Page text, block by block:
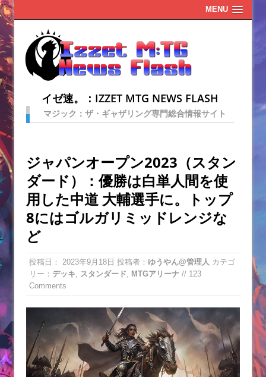
MENU
イゼ速。：IZZET MTG NEWS FLASH
マジック：ザ・ギャザリング専門総合情報サイト
ジャパンオープン2023（スタン
ダード）：優勝は白単人間を使
用した中道 大輔選手に。トップ
8にはゴルガリミッドレンジな
ど
投稿日： 2023年9月18日 投稿者： ゆうやん@管理人 カテゴ
リー： デッキ スタンダード MTGアリーナ // 123
Comments